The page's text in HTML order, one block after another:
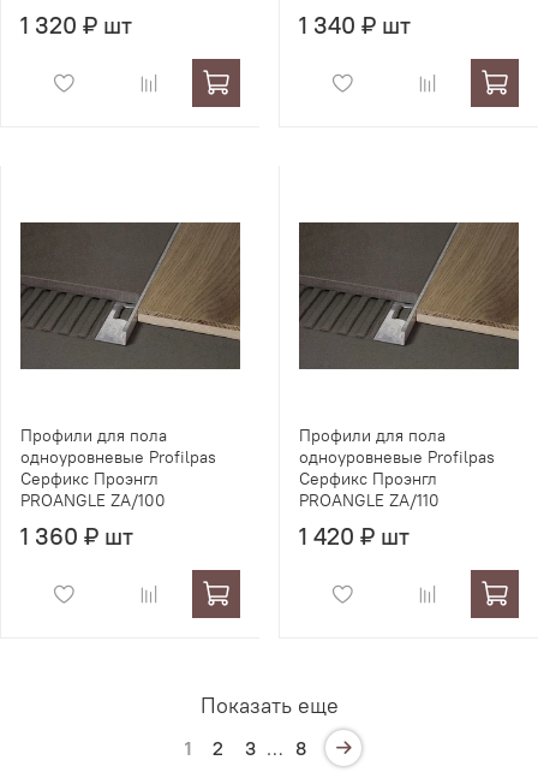
1 320 ₽ шт 1 340 ₽ шт
Профили для пола
одноуровневые Profilpas
Серфикс Проэнгл
PROANGLE ZA/100
1 360 ₽ шт
Профили для пола
одноуровневые Profilpas
Серфикс Проэнгл
PROANGLE ZA/110
1 420 ₽ шт
Показать еще
1 2 3 … 8